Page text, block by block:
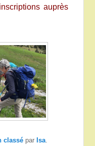
auprès
classé parIsa